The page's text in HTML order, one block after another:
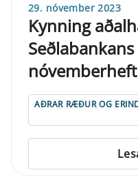
29. nóvember 2023
Kynning
AÐRAR RÆÐUR OG